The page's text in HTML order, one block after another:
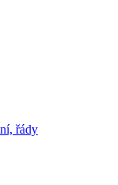
řády